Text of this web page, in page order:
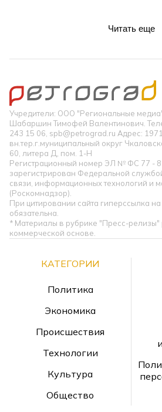
Читать еще
Учредители: ООО "Региональные
Шабаршин Тимофей Валентинович.
243 15 06, spb@petrograd.ru Адрес:
вн.тер.г.муниципальный округ
60, литера Д, пом. 1-Н
Регистрационный номер ЭЛ № ФС 77 -
зарегистрирован Федеральной
связи, информационных технологий и
(Роскомнадзор).
При цитировании сайта гиперссылка
обязательна.
* Материалы в рубрике "Пресс-релизы"
коммерческой основе.
КАТЕГОРИИ
Политика
Экономика
Происшествия
Технологии
Культура
Общество